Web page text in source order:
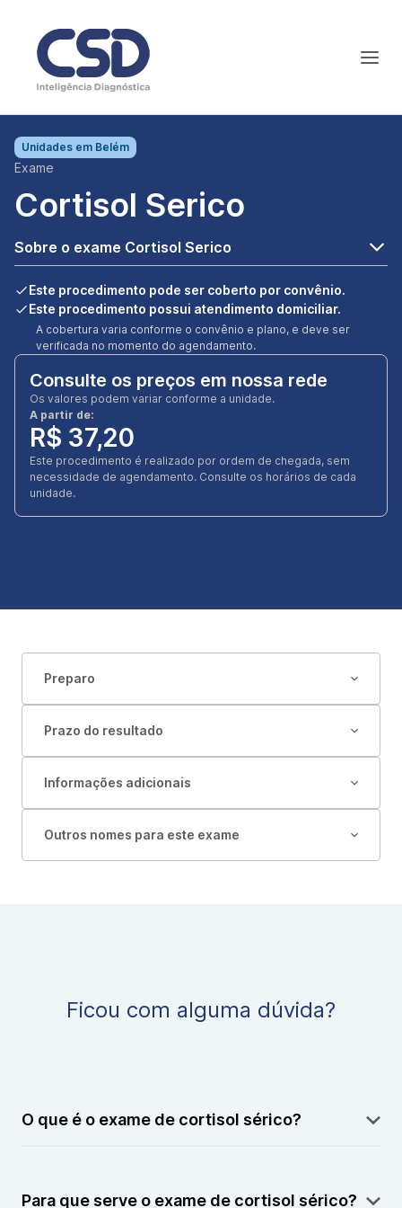
Unidades em Belém
Exame
Cortisol Serico
Sobre o exame Cortisol Serico
Este procedimento pode ser coberto por convênio.
Este procedimento possui atendimento domiciliar.
A cobertura varia conforme o convênio e plano, e deve ser
verificada no momento do agendamento.
Consulte os preços em nossa rede
Os valores podem variar conforme a unidade.
A partir de:
R$ 37,20
Este procedimento é realizado por ordem de chegada, sem
necessidade de agendamento. Consulte os horários de cada
unidade.
Preparo
Prazo do resultado
Informações adicionais
Outros nomes para este exame
Ficou com alguma dúvida?
O que é o exame de cortisol sérico?
um hormônio ligado ao estresse e ao metabolismo.
Para que serve o exame de cortisol sérico?